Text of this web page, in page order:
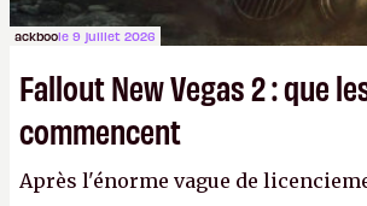
ackboole 9 juillet 2026
Fallout New Vegas 2 : que
commencent
Après l'énorme vague de